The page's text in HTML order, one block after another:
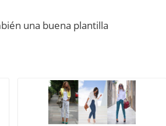
una buena plantilla